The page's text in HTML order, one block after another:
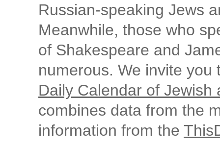
Russian‑speaking Jews
Meanwhile, those who
of Shakespeare and
numerous. We invite
Daily Calendar of Jewish
combines data from the
information from the